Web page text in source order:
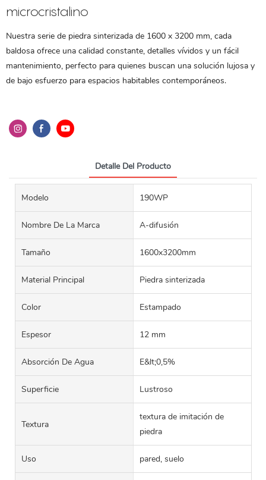
microcristalino
Nuestra serie de piedra sinterizada de 1600 x 3200 mm, cada
baldosa ofrece una calidad constante, detalles vívidos y un fácil
mantenimiento, perfecto para quienes buscan una solución lujosa y
de bajo esfuerzo para espacios habitables contemporáneos.
Detalle Del Producto
Modelo 190WP
Nombre De La Marca A-difusión
Tamaño 1600x3200mm
Material Principal Piedra sinterizada
Color Estampado
Espesor 12 mm
Absorción De Agua E&lt;0,5%
Superficie Lustroso
Textura
textura de imitación de
piedra
Uso pared, suelo